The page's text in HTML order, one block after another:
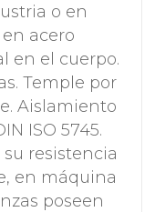
o en
acero
en el cuerpo.
Temple por
Aislamiento
ISO 5745.
resistencia
en máquina
poseen